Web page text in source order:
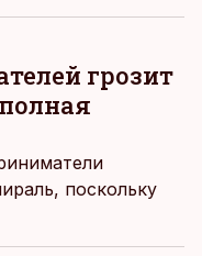
и для тех,
облагаемый
вырастет для них
социального
грозит
поскольку
получат свои